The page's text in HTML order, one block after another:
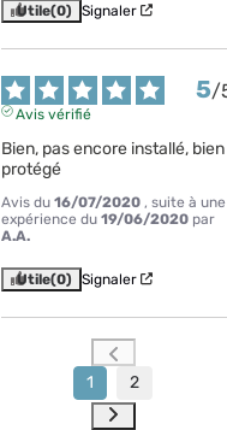
Utile(0) Signaler
5/
Avis vérifié
Bien, pas encore installé, bien
protégé
Avis du 16/07/2020 , suite à une
expérience du 19/06/2020 par
A.A.
Utile(0) Signaler
1 2